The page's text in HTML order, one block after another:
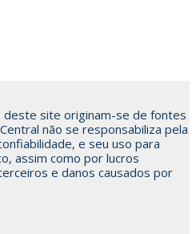
deste site originam-se de fontes
não se responsabiliza pela
e seu uso para
assim como por lucros
e danos causados por